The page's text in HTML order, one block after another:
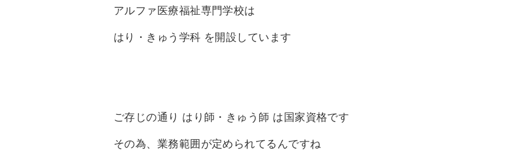
アルファ医療福祉専門学校は
はり・きゅう学科 を開設しています
ご存じの通り はり師・きゅう師 は国家資格です
その為、業務範囲が定められてるんですね